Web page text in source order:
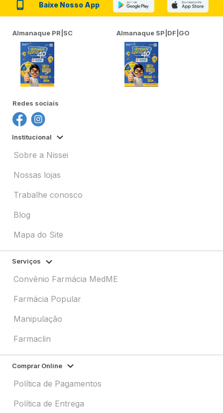
Baixe Nosso App
Almanaque PR|SC Almanaque SP|DF|GO
Redes sociais
Institucional
Sobre a Nissei
Nossas lojas
Trabalhe conosco
Blog
Mapa do Site
Serviços
Convênio Farmácia MedME
Farmácia Popular
Manipulação
Farmaclin
Comprar Online
Política de Pagamentos
Política de Entrega